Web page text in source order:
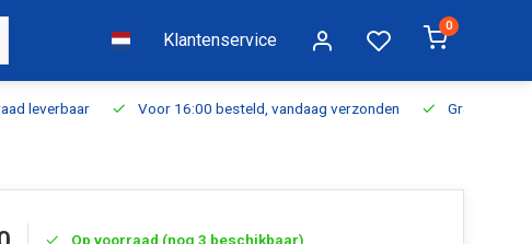
Klantenservice
0
leverbaar Voor 16:00 besteld, vandaag verzonden Gratis
Op voorraad (nog 3 beschikbaar)